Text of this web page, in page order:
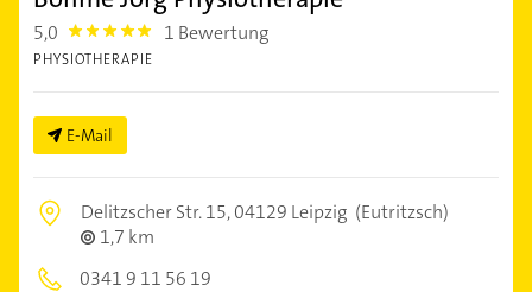
5,0 5.0 1 Bewertung
PHYSIOTHERAPIE
E-Mail
Delitzscher Str. 15,04129 Leipzig (Eutritzsch)
1,7 km
0341 9 11 56 19